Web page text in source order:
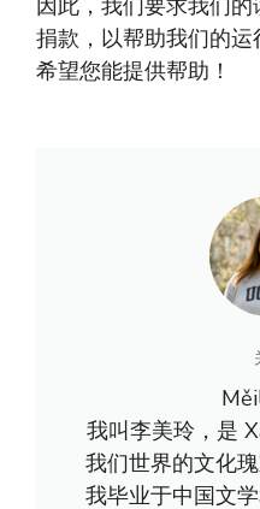
因此，我们要求我们
捐款，以帮助我们的
希望您能提供帮助！
我叫李美玲，是
我们世界的文化
我毕业于中国文